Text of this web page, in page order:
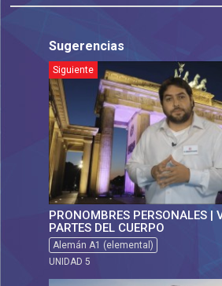
Sugerencias
Siguiente
PRONOMBRES PERSONALES |
PARTES DEL CUERPO
Alemán A1 (elemental)
UNIDAD 5